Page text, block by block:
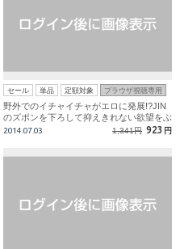
セール 単品 定額対象 ブラウザ視聴専用
野外でのイチャイチャがエロに発展!?JIN
のズボンを下ろして抑えきれない欲望をぶ
つける!!!
2014.07.03 1,341円 923 円